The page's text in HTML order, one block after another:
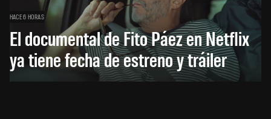
HACE 6 HORAS
El documental de Fito Páez en Netflix
ya tiene fecha de estreno y tráiler